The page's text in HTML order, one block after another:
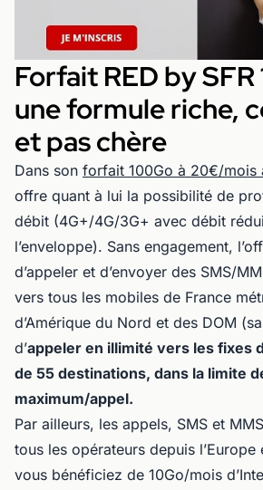
Forfait RED by SFR
une formule riche,
et pas chère
Dans son forfait 100Go à 20€/mois
offre quant à lui la possibilité de
débit (4G+/4G/3G+ avec débit
l’enveloppe). Sans engagement,
d’appeler et d’envoyer des SMS/
vers tous les mobiles de France
d’Amérique du Nord et des DOM
d’appeler en illimité vers les fixes
de 55 destinations, dans la limite
maximum/appel.
Par ailleurs, les appels, SMS et
tous les opérateurs depuis l’Europe
vous bénéficiez de 10Go/mois